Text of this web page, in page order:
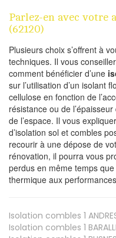
Parlez-en avec votre
(62120)
Plusieurs choix s’offrent à
techniques. Il vous
comment bénéficier d’une
sur l’utilisation d’un isolant
cellulose en fonction de
résistance ou de
de l’espace. Il vous
d’isolation sol et combles
recourir à une dépose de
rénovation, il pourra vous
perdus en même temps
thermique aux
Isolation combles 1
Isolation combles 1